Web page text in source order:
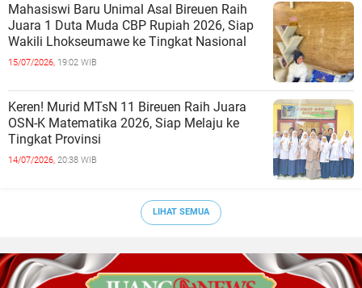
Mahasiswi Baru Unimal Asal Bireuen Raih
Juara 1 Duta Muda CBP Rupiah 2026, Siap
Wakili Lhokseumawe ke Tingkat Nasional
15/07/2026, 19:02 WIB
Keren! Murid MTsN 11 Bireuen Raih Juara
OSN-K Matematika 2026, Siap Melaju ke
Tingkat Provinsi
14/07/2026, 20:38 WIB
LIHAT SEMUA